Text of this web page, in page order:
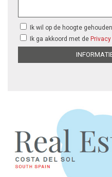
Ik wil op de hoogte
Ik ga akkoord met de